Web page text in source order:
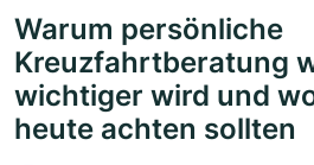
Warum persönliche
Kreuzfahrtberatung
wichtiger wird und
heute achten sollten